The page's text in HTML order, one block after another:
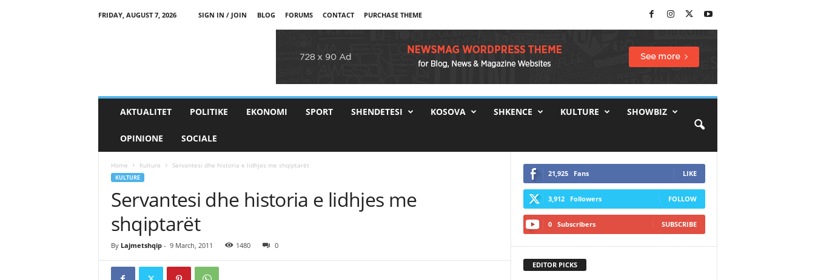
FRIDAY, AUGUST 7, 2026 SIGN IN / JOIN BLOG FORUMS CONTACT PURCHASE THEME
AKTUALITET POLITIKE EKONOMI SPORT SHENDETESI KOSOVA SHKENCE KULTURE SHOWBIZ
OPINIONE SOCIALE
Home Kulture Servantesi dhe historia e lidhjes me shqiptarët
KULTURE
Servantesi dhe historia e lidhjes me
shqiptarët
By Lajmetshqip- 9 March, 2011 1480 0
21,925 Fans LIKE
3,912 Followers FOLLOW
0 Subscribers SUBSCRIBE
EDITOR PICKS